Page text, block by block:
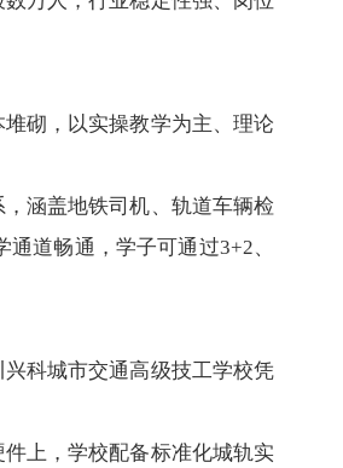
砌，以实操教学为主、理论
涵盖地铁司机、轨道车辆检
道畅通，学子可通过3+2、
科城市交通高级技工学校凭
上，学校配备标准化城轨实